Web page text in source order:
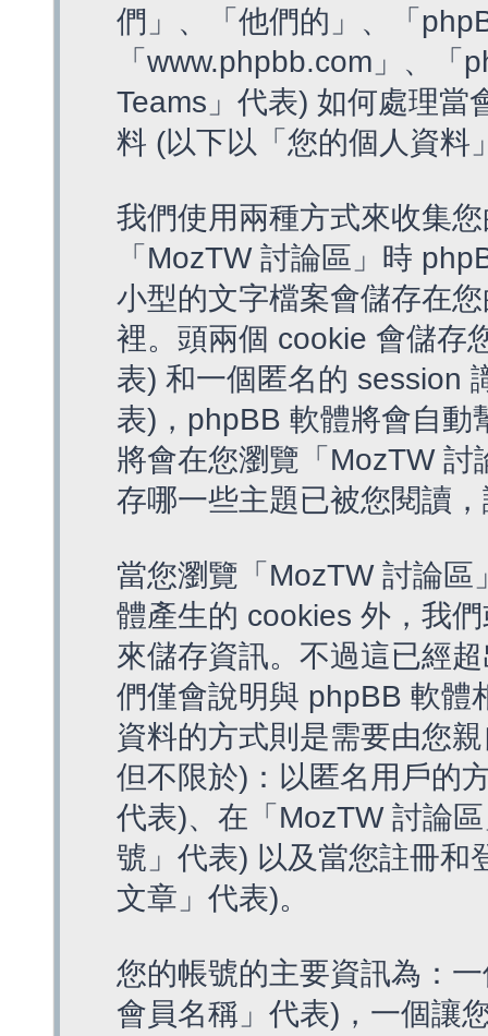
們」、「他們的」、「
「www.phpbb.com」、
Teams」代表) 如何處理當
料 (以下以「您的個人資料
我們使用兩種方式來收集
「MozTW 討論區」時
小型的文字檔案會儲存在
裡。頭兩個 cookie 會儲存
表) 和一個匿名的 session
表)，phpBB 軟體將會自動
將會在您瀏覽「MozTW
存哪一些主題已被您閱讀
當您瀏覽「MozTW 討論
體產生的 cookies 外，我
來儲存資訊。不過這已經
們僅會說明與 phpBB 軟體
資料的方式則是需要由您
但不限於)：以匿名用戶的
代表)、在「MozTW 討論
號」代表) 以及當您註冊和
文章」代表)。
您的帳號的主要資訊為：
會員名稱」代表)，一個讓